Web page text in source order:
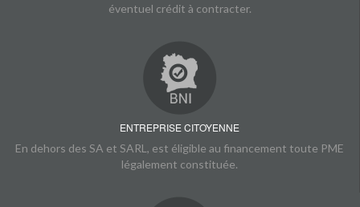
éventuel crédit à contracter.
ENTREPRISE CITOYENNE
En dehors des SA et SARL, est éligible au financement toute PME
légalement constituée.